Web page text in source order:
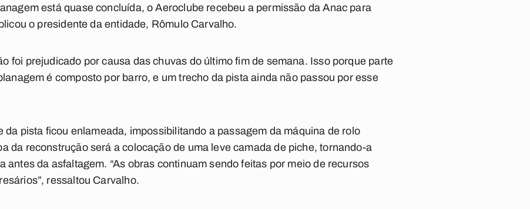
está quase concluída, o Aeroclube recebeu a permissão da Anac para
o presidente da entidade, Rômulo Carvalho.
foi prejudicado por causa das chuvas do último fim de semana. Isso porque parte
é composto por barro, e um trecho da pista ainda não passou por esse
da pista ficou enlameada, impossibilitando a passagem da máquina de rolo
da reconstrução será a colocação de uma leve camada de piche, tornando-a
antes da asfaltagem. “As obras continuam sendo feitas por meio de recursos
ressaltou Carvalho.